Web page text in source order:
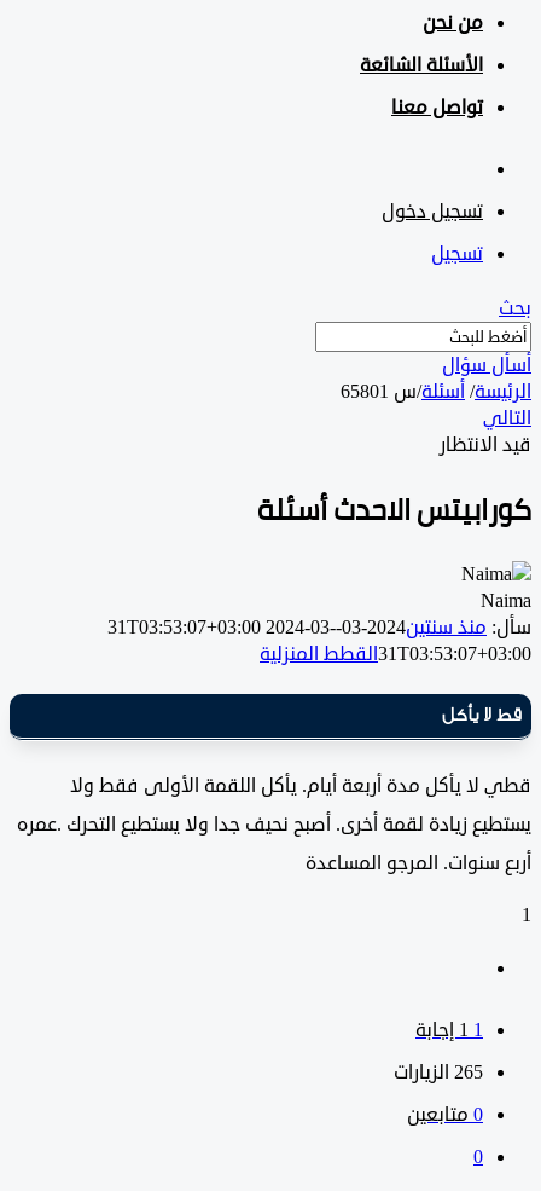
من نحن
الأسئلة الشائعة
تواصل معنا
تسجيل دخول
تسجيل
سؤال
/ أسئلة/س 65801
الاحدث أسئلة
منذ سنتين2024-03-31T03:53:07+03:00
2024-03-
القطط المنزلية
يأكل
يأكل مدة أربعة أيام. يأكل اللقمة الأولى فقط ولا
زيادة لقمة أخرى. أصبح نحيف جدا ولا يستطيع التحرك .عمره
سنوات. المرجو المساعدة
265 الزيارات
متابعين